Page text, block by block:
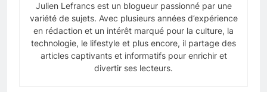
Julien Lefrancs est un blogueur passionné par une
variété de sujets. Avec plusieurs années d’expérience
en rédaction et un intérêt marqué pour la culture, la
technologie, le lifestyle et plus encore, il partage des
articles captivants et informatifs pour enrichir et
divertir ses lecteurs.